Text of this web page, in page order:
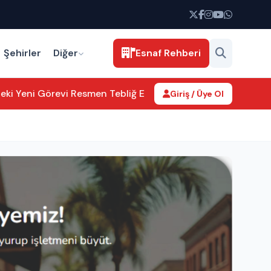
Şehirler Diğer Esnaf Rehberi
Yeni Görevi Resmen Tebliğ Edildi Aksaray’da kamu
Giriş / Üye Ol